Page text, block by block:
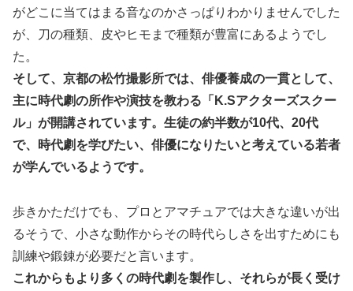
がどこに当てはまる音なのかさっぱりわかりませんでした
が、刀の種類、皮やヒモまで種類が豊富にあるようでし
た。
そして、京都の松竹撮影所では、俳優養成の一貫として、
主に時代劇の所作や演技を教わる「K.Sアクターズスクー
ル」が開講されています。生徒の約半数が10代、20代
で、時代劇を学びたい、俳優になりたいと考えている若者
が学んでいるようです。
歩きかただけでも、プロとアマチュアでは大きな違いが出
るそうで、小さな動作からその時代らしさを出すためにも
訓練や鍛錬が必要だと言います。
これからもより多くの時代劇を製作し、それらが長く受け